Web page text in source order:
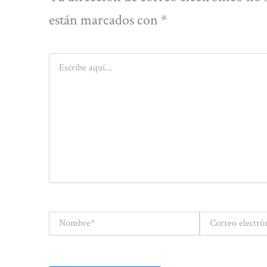
están marcados con *
Escribe
aquí...
Nombre*
Correo
electrónico*